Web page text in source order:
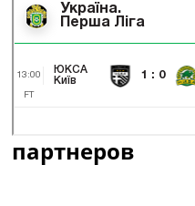
партнеров